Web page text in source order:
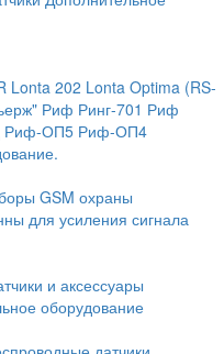
Lonta 202 Lonta Optima (RS-
Риф Ринг-701 Риф
Риф-ОП5 Риф-ОП4
GSM охраны
для усиления сигнала
и аксессуары
оборудование